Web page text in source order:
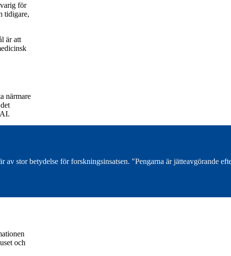
för
tidigare,
är att
närmare
stor betydelse för forskningsinsatsen. "Pengarna är jätteavgörande
och